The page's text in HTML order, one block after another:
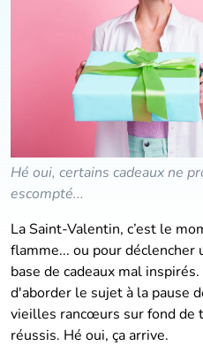
Hé oui, certains cadeaux ne
escompté...
La Saint-Valentin, c’est le
flamme... ou pour
base de cadeaux mal
d'aborder le sujet à la pause
vieilles rancœurs sur fond de
réussis. Hé oui, ça arrive.